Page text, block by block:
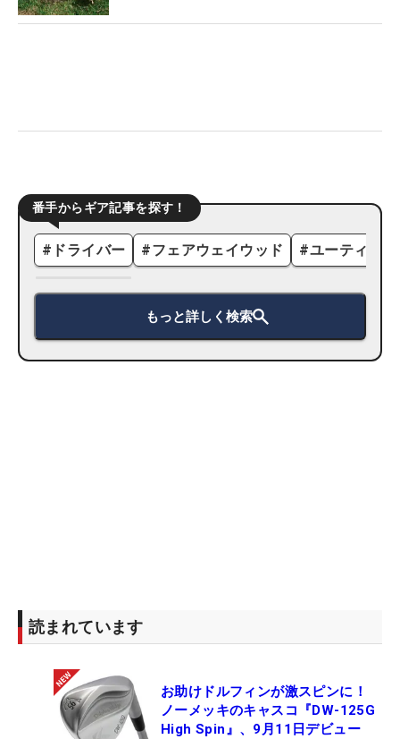
番手からギア記事を探す！
# ドライバー #フェアウェイウッド #ユーティリ
もっと詳しく検索
読まれています
お助けドルフィンが激スピンに！
ノーメッキのキャスコ『DW-125G
High Spin』、9月11日デビュー